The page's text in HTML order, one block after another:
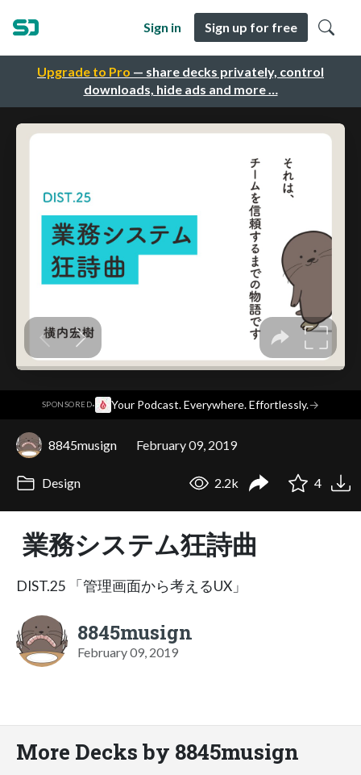
Upgrade to Pro — share decks privately, control
downloads, hide ads and more …
Sign in Sign up for free
SPONSORED· Your Podcast. Everywhere. Effortlessly.→
8845musign February 09, 2019
Design 2.2k 4
業務システム狂詩曲
DIST.25 「管理画面から考えるUX」
8845musign
February 09, 2019
More Decks by 8845musign